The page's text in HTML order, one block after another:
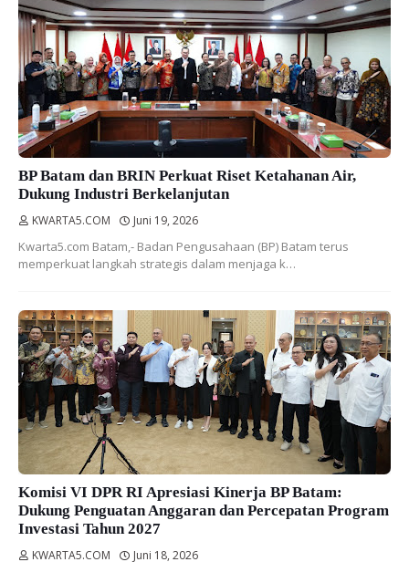
BP Batam dan BRIN Perkuat Riset Ketahanan Air,
Dukung Industri Berkelanjutan
KWARTA5.COM Juni 19, 2026
Kwarta5.com Batam,- Badan Pengusahaan (BP) Batam terus
memperkuat langkah strategis dalam menjaga k…
Komisi VI DPR RI Apresiasi Kinerja BP Batam:
Dukung Penguatan Anggaran dan Percepatan Program
Investasi Tahun 2027
KWARTA5.COM Juni 18, 2026